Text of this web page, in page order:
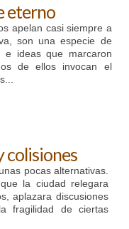
eterno
apelan casi siempre a
son una especie de
e ideas que marcaron
de ellos invocan el
colisiones
pocas alternativas.
la ciudad relegara
aplazara discusiones
fragilidad de ciertas